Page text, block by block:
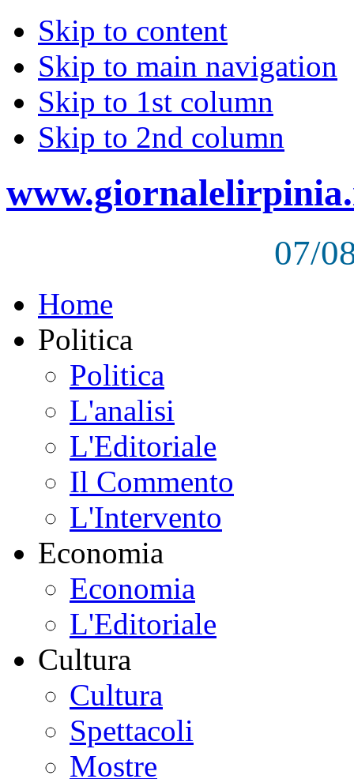
Skip to content
Skip to main navigation
Skip to 1st column
Skip to 2nd column
07/
Home
Politica
Politica
L'analisi
L'Editoriale
Il Commento
L'Intervento
Economia
Economia
L'Editoriale
Cultura
Cultura
Spettacoli
Mostre